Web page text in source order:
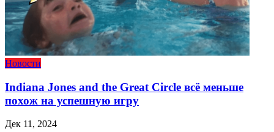
Новости
Indiana Jones and the Great Circle всё меньше
похож на успешную игру
Дек 11, 2024